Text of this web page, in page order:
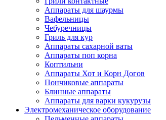
Аппараты для шаурмы
Вафельницы
Чебуречницы
Гриль для кур
Аппараты сахарной ваты
Аппараты поп корна
Коптильни
Аппараты Хот и Корн Догов
Пончиковые аппараты
Блинные аппараты
Аппараты для варки кукурузы
Электромеханическое оборудование